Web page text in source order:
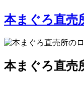
本まぐろ直売
本まぐろ直売